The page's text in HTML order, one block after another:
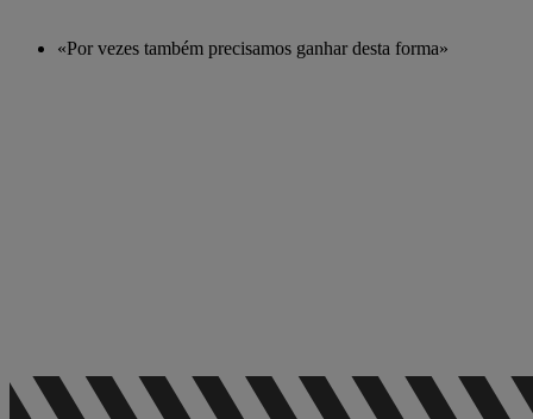
«Por vezes também precisamos ganhar desta forma»